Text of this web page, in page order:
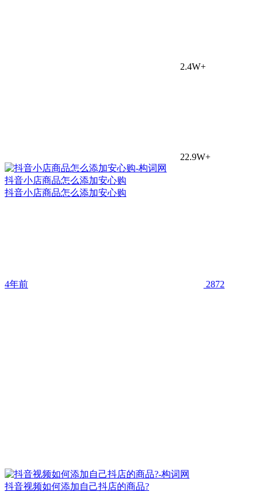
2.4W+
22.9W+
抖音小店商品怎么添加安心购
抖音小店商品怎么添加安心购
4年前 2872
抖音视频如何添加自己抖店的商品?